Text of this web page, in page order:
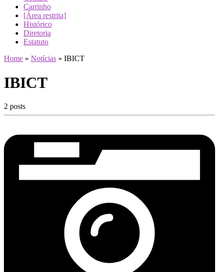
Carrinho
[Área restrita]
Histórico
Diretoria
Estatuto
Home » Notícias » IBICT
IBICT
2 posts